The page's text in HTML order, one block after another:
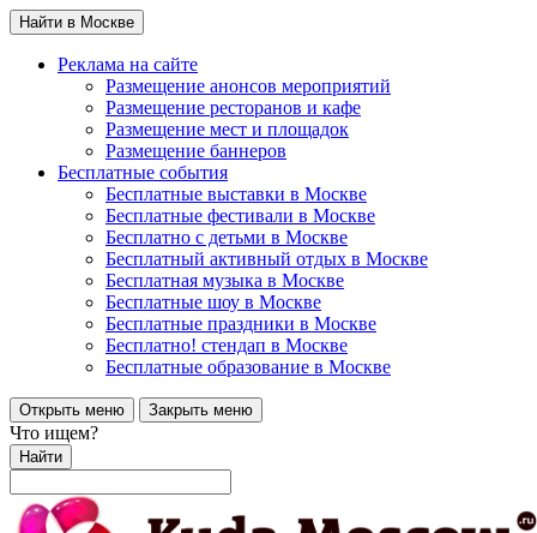
Найти в Москве
Реклама на сайте
Размещение анонсов мероприятий
Размещение ресторанов и кафе
Размещение мест и площадок
Размещение баннеров
Бесплатные события
Бесплатные выставки в Москве
Бесплатные фестивали в Москве
Бесплатно с детьми в Москве
Бесплатный активный отдых в Москве
Бесплатная музыка в Москве
Бесплатные шоу в Москве
Бесплатные праздники в Москве
Бесплатно! стендап в Москве
Бесплатные образование в Москве
Открыть меню Закрыть меню
Что ищем?
Найти